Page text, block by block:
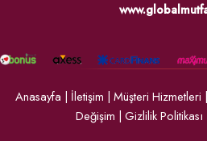
Anasayfa | İletişim | Müşteri Hizmetleri |
Değişim | Gizlilik Politikası